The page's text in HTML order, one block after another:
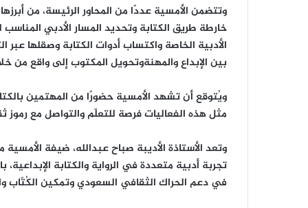
وتتضمن الأمسية عددًا من المحاور الرئيسة، من
خارطة طريق الكتابة وتحديد المسار الأدبي
الأدبية الخاصة واكتساب أدوات الكتابة وصقلها عبر
بين الإبداع والمهنةوتحويل المكتوب إلى واقع من
ويُتوقع أن تشهد الأمسية حضورًا من المهتمين
مثل هذه الفعاليات فرصة للتعلّم والتواصل مع رموز
وتعد الأستاذة الأديبة صباح عبدالله، ضيفة
تجربة أدبية متعددة في الرواية والكتابة
في دعم الحراك الثقافي السعودي وتمكين الكُتّاب